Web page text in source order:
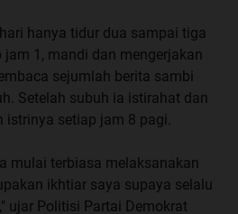
hanya tidur dua sampai tiga
1, mandi dan mengerjakan
sejumlah berita sambi
Setelah subuh ia istirahat dan
istrinya setiap jam 8 pagi.
mulai terbiasa melaksanakan
ikhtiar saya supaya selalu
ujar Politisi Partai Demokrat